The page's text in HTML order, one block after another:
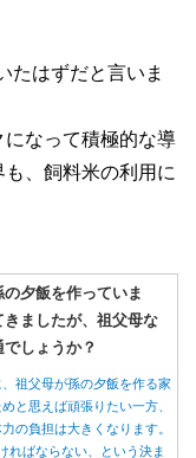
たはずだと言いま
なって積極的な導
、飼料米の利用に
夕飯を作っていま
ましたが、祖父母な
しょうか？
祖父母が孫の夕飯を作る家
と思えば頑張りたい一方、
の負担は大きくなります。
ればならない、という決ま